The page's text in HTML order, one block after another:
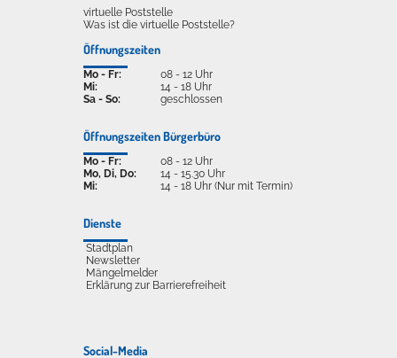
virtuelle Poststelle
Was ist die virtuelle Poststelle?
Öffnungszeiten
Mo - Fr:
Mi:
Sa - So:
08 - 12 Uhr
14 - 18 Uhr
geschlossen
Öffnungszeiten Bürgerbüro
Mo - Fr:
Mo, Di, Do:
Mi:
08 - 12 Uhr
14 - 15.30 Uhr
14 - 18 Uhr (Nur mit Termin)
Dienste
Stadtplan
Newsletter
Mängelmelder
Erklärung zur Barrierefreiheit
Social-Media